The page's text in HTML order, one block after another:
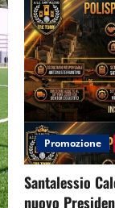
Promozione
Santalessio
nuovo